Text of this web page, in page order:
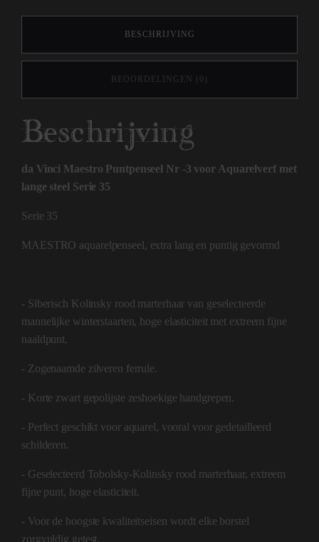
BESCHRIJVING
BEOORDELINGEN (0)
Beschrijving
da Vinci Maestro Puntpenseel Nr -3 voor Aquarelverf met
lange steel Serie 35
Serie 35
MAESTRO aquarelpenseel, extra lang en puntig gevormd
- Siberisch Kolinsky rood marterhaar van geselecteerde
mannelijke winterstaarten, hoge elasticiteit met extreem fijne
naaldpunt.
- Zogenaamde zilveren ferrule.
- Korte zwart gepolijste zeshoekige handgrepen.
- Perfect geschikt voor aquarel, vooral voor gedetailleerd
schilderen.
- Geselecteerd Tobolsky-Kolinsky rood marterhaar, extreem
fijne punt, hoge elasticiteit.
- Voor de hoogste kwaliteitseisen wordt elke borstel
zorgvuldig getest.